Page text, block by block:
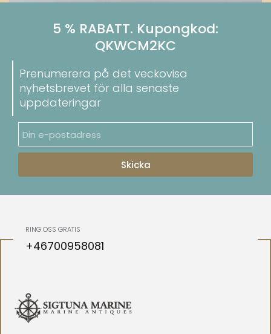
5 % RABATT. Kupongkod:
QKWCM2KC
Prenumerera på det veckovisa
nyhetsbrevet för alla senaste
uppdateringar
Skicka
RING OSS GRATIS
+46700958081